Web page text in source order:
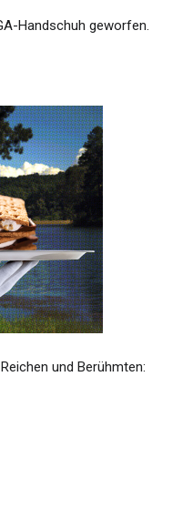
Handschuh geworfen.
und Berühmten: